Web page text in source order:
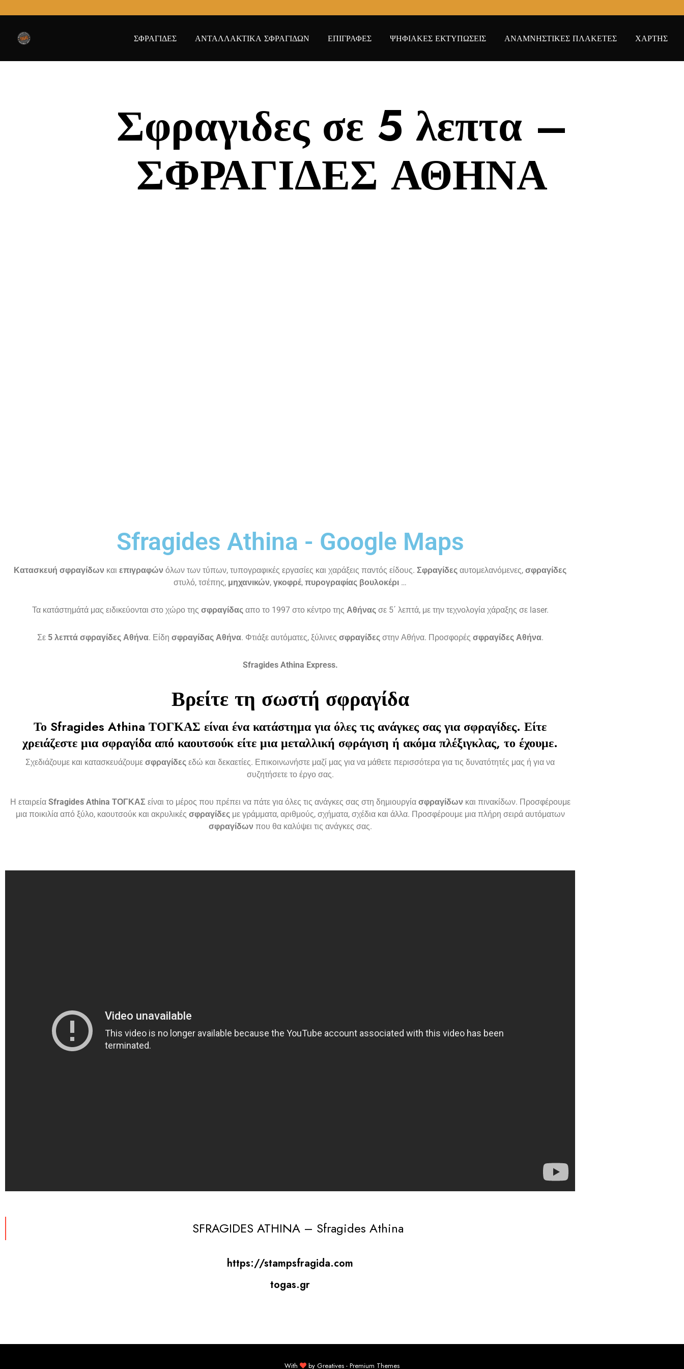
ΣΦΡΑΓΙΔΕΣ ΑΝΤΑΛΛΑΚΤΙΚΑ ΣΦΡΑΓΙΔΩΝ ΕΠΙΓΡΑΦΕΣ ΨΗΦΙΑΚΕΣ ΕΚΤΥΠΩΣΕΙΣ ΑΝΑΜΝΗΣΤΙΚΕΣ ΠΛΑΚΕΤΕΣ ΧΑΡΤΗΣ
Σφραγιδες σε 5 λεπτα –
ΣΦΡΑΓΙΔΕΣ ΑΘΗΝΑ
Sfragides Athina - Google Maps
Κατασκευή σφραγίδων και επιγραφών όλων των τύπων, τυπογραφικές εργασίες και χαράξεις παντός είδους. Σφραγίδες αυτομελανόμενες, σφραγίδες
στυλό, τσέπης, μηχανικών, γκοφρέ, πυρογραφίας βουλοκέρι …
Τα κατάστημάτά μας ειδικεύονται στο χώρο της σφραγίδαςαπο το 1997 στο κέντρο της Αθήναςσε 5΄ λεπτά, με την τεχνολογία χάραξης σε laser.
Σε 5 λεπτά σφραγίδες Αθήνα. Είδη σφραγίδας Αθήνα. Φτιάξε αυτόματες, ξύλινες σφραγίδεςστην Αθήνα. Προσφορές σφραγίδες Αθήνα.
Sfragides Athina Express.
Βρείτε τη σωστή σφραγίδα
Το Sfragides Athina ΤΟΓΚΑΣ είναι ένα κατάστημα για όλες τις ανάγκες σας για σφραγίδες. Είτε
χρειάζεστε μια σφραγίδααπό καουτσούκ είτε μια μεταλλική σφράγιση ή ακόμα πλέξιγκλας, το έχουμε.
Σχεδιάζουμε και κατασκευάζουμε σφραγίδες εδώ και δεκαετίες. Επικοινωνήστε μαζί μας για να μάθετε περισσότερα για τις δυνατότητές μας ή για να
συζητήσετε το έργο σας.
Η εταιρεία Sfragides Athina ΤΟΓΚΑΣ είναι το μέρος που πρέπει να πάτε για όλες τις ανάγκες σας στη δημιουργία σφραγίδων και πινακίδων. Προσφέρουμε
μια ποικιλία από ξύλο, καουτσούκ και ακρυλικές σφραγίδεςμε γράμματα, αριθμούς, σχήματα, σχέδια και άλλα. Προσφέρουμε μια πλήρη σειρά αυτόματων
σφραγίδων που θα καλύψει τις ανάγκες σας.
SFRAGIDES ATHINA – Sfragides Athina
https://stampsfragida.com
togas.gr
With by Greatives - Premium Themes